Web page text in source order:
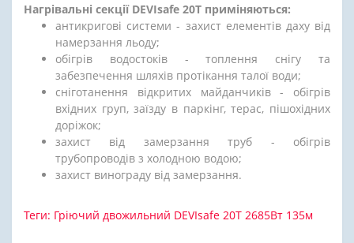
Нагрівальні секції DEVIsafe 20T приміняються:
антикригові системи - захист елементів даху від
намерзання льоду;
обігрів водостоків - топлення снігу та
забезпечення шляхів протікання талої води;
сніготанення відкритих майданчиків - обігрів
вхідних груп, заїзду в паркінг, терас, пішохідних
доріжок;
захист від замерзання труб - обігрів
трубопроводів з холодною водою;
захист винограду від замерзання.
Теги: Гріючий двожильний DEVIsafe 20T 2685Вт 135м